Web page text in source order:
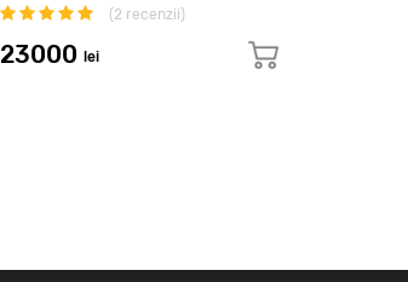
(2 recenzii)
23000 lei